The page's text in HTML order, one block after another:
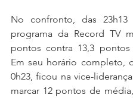
No confronto, das
programa da Record TV
pontos contra 13,3
Em seu horário completo,
0h23, ficou na vice-
marcar 12 pontos de